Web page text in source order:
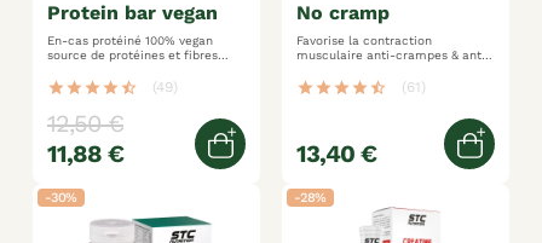
protein bar vegan
En-cas protéiné 100% vegan
source de protéines et fibres
star star star star star_half (49)
12,50 €
11,88 €
Ajouter au panier
no cramp
Favorise la contraction
musculaire anti-crampes & anti-
contre la fatigue
star star star star star_half (61)
13,40 €
-30% -28%